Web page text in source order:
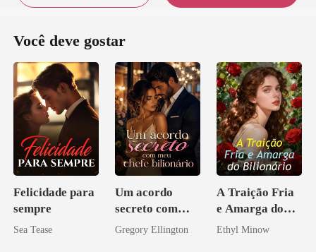
Você deve gostar
Felicidade para
sempre
Sea Tease
Um acordo
secreto com
meu chefe
Gregory Ellington
A Traição Fria
e Amarga do
Bilionário
Ethyl Minow